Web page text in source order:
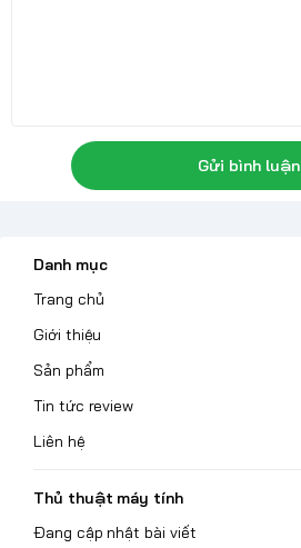
Gửi bình luận
Danh mục
Trang chủ
Giới thiệu
Sản phẩm
Tin tức review
Liên hệ
Thủ thuật máy tính
Đang cập nhật bài viết